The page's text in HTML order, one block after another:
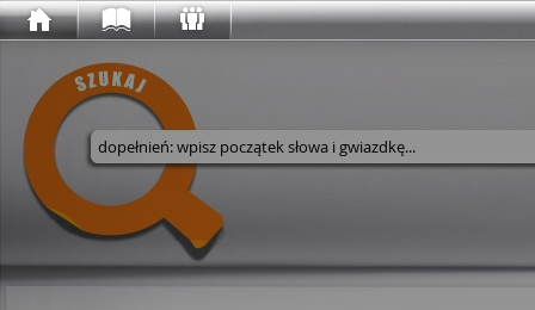
Wyszukaj w serwisie